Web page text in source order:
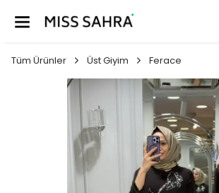
Tüm Ürünler Üst Giyim Ferace